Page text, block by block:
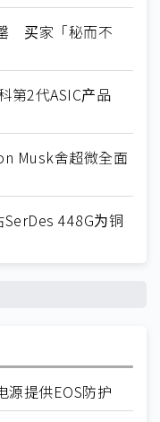
买家「秘而不
第2代ASIC产品
Musk舍超微全面
448G为铜
源提供EOS防护